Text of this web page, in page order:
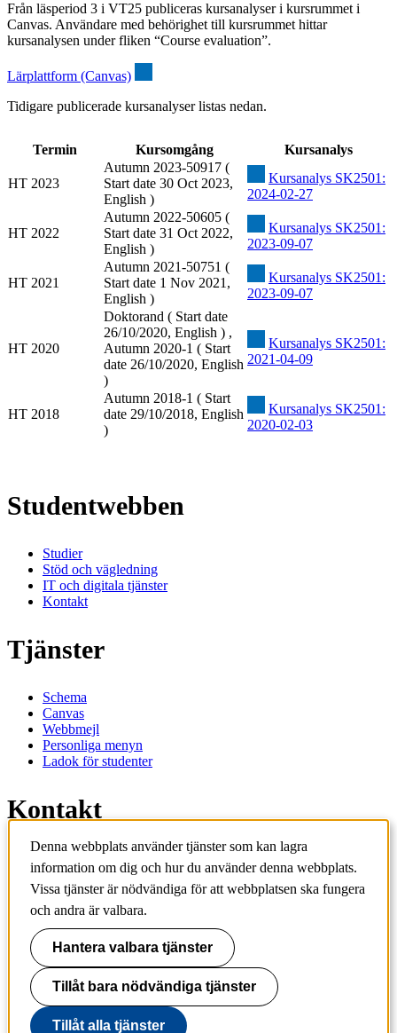
Från läsperiod 3 i VT25 publiceras kursanalyser i kursrummet i
Canvas. Användare med behörighet till kursrummet hittar
kursanalysen under fliken “Course evaluation”.
Lärplattform (Canvas)
Tidigare publicerade kursanalyser listas nedan.
Termin Kursomgång Kursanalys
HT 2023
Autumn 2023-50917 (
Start date 30 Oct 2023,
English )
Kursanalys SK2501:
2024-02-27
HT 2022
Autumn 2022-50605 (
Start date 31 Oct 2022,
English )
Kursanalys SK2501:
2023-09-07
HT 2021
Autumn 2021-50751 (
Start date 1 Nov 2021,
English )
Kursanalys SK2501:
2023-09-07
HT 2020
Doktorand ( Start date
26/10/2020, English ) ,
Autumn 2020-1 ( Start
date 26/10/2020, English
)
Kursanalys SK2501:
2021-04-09
HT 2018
Autumn 2018-1 ( Start
date 29/10/2018, English
)
Kursanalys SK2501:
2020-02-03
Studentwebben
Studier
Stöd och vägledning
IT och digitala tjänster
Kontakt
Tjänster
Schema
Canvas
Webbmejl
Personliga menyn
Ladok för studenter
Kontakt
Kontakta utbildningsprogram
Kontakta kurs
IT-support
KTH Entré
KTH
100 44 Stockholm
+46 8 790 60 00
info@kth.se
Denna webbplats använder tjänster som kan lagra
information om dig och hur du använder denna webbplats.
Vissa tjänster är nödvändiga för att webbplatsen ska fungera
och andra är valbara.
Hantera valbara tjänster
Tillåt bara nödvändiga tjänster
Tillåt alla tjänster